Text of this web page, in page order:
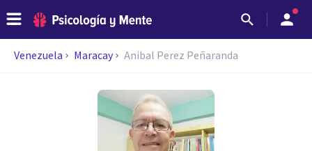
Venezuela Maracay Anibal Perez Peñaranda